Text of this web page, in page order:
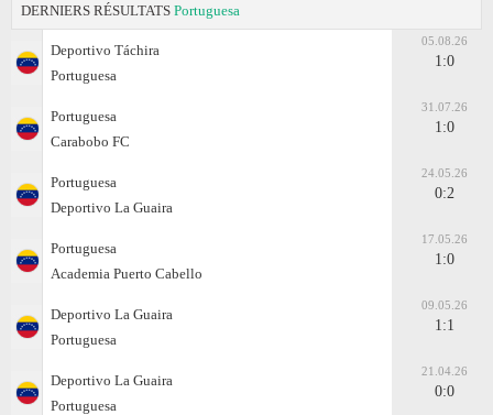
DERNIERS RÉSULTATS Portuguesa
Deportivo Táchira
Portuguesa
05.08.26
1:0
Portuguesa
Carabobo FC
31.07.26
1:0
Portuguesa
Deportivo La Guaira
24.05.26
0:2
Portuguesa
Academia Puerto Cabello
17.05.26
1:0
Deportivo La Guaira
Portuguesa
09.05.26
1:1
Deportivo La Guaira
Portuguesa
21.04.26
0:0